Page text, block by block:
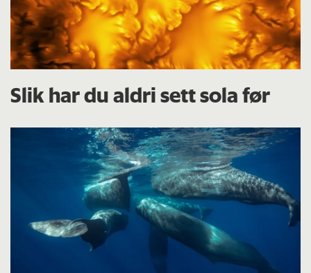
Slik har du aldri sett sola før